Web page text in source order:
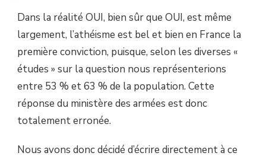
Dans la réalité OUI, bien sûr que OUI, est même
largement, l’athéisme est bel et bien en France la
première conviction, puisque, selon les diverses «
études » sur la question nous représenterions
entre 53 % et 63 % de la population. Cette
réponse du ministère des armées est donc
totalement erronée.
Nous avons donc décidé d’écrire directement à ce